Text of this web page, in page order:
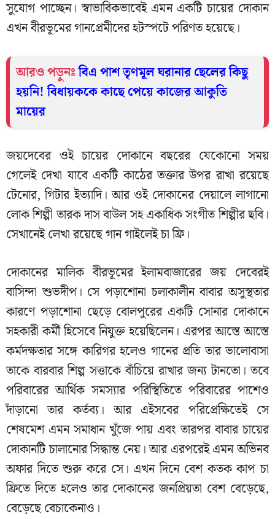
সুযোগ পাচ্ছেন। স্বাভাবিকভাবেই এমন একটি চায়ের দোকান
এখন বীরভূমের গানপ্রেমীদের হটস্পটে পরিণত হয়েছে।
আরও পড়ুনঃবিএ পাশ তৃণমূল ঘরানার ছেলের কিছু
হয়নি! বিধায়ককে কাছে পেয়ে কাজের আকুতি
মায়ের
জয়দেবের ওই চায়ের দোকানে বছরের যেকোনো সময়
গেলেই দেখা যাবে একটি কাঠের তক্তার উপর রাখা রয়েছে
টেনোর, গিটার ইত্যাদি। আর ওই দোকানের দেয়ালে লাগানো
লোক শিল্পী তারক দাস বাউল সহ একাধিক সংগীত শিল্পীর ছবি।
সেখানেই লেখা রয়েছে গান গাইলেই চা ফ্রি।
দোকানের মালিক বীরভূমের ইলামবাজারের জয় দেবেরই
বাসিন্দা শুভদীপ। সে পড়াশোনা চলাকালীন বাবার অসুস্থতার
কারণে পড়াশোনা ছেড়ে বোলপুরের একটি সোনার দোকানে
সহকারী কর্মী হিসেবে নিযুক্ত হয়েছিলেন। এরপর আস্তে আস্তে
কর্মদক্ষতার সঙ্গে কারিগর হলেও গানের প্রতি তার ভালোবাসা
তাকে বারবার শিল্প সত্তাকে বাঁচিয়ে রাখার জন্য টানতো। তবে
পরিবারের আর্থিক সমস্যার পরিস্থিতিতে পরিবারের পাশেও
দাঁড়ানো তার কর্তব্য। আর এইসবের পরিপ্রেক্ষিতেই সে
শেষমেশ এমন সমাধান খুঁজে পায় এবং তারপর বাবার চায়ের
দোকানটি চালানোর সিদ্ধান্ত নেয়। আর এরপরেই এমন অভিনব
অফার দিতে শুরু করে সে। এখন দিনে বেশ কতক কাপ চা
ফ্রিতে দিতে হলেও তার দোকানের জনপ্রিয়তা বেশ বেড়েছে,
বেড়েছে বেচাকেনাও।